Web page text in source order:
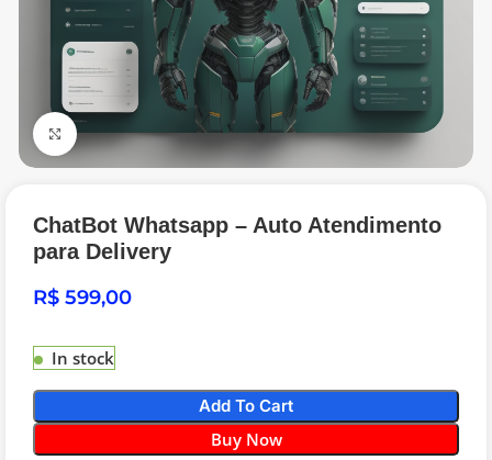
Click to enlarge
ChatBot Whatsapp – Auto Atendimento
para Delivery
R$
In stock
Add To Cart
Buy Now